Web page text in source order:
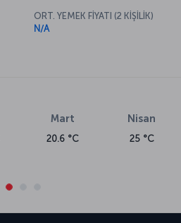
ORT. YEMEK FİYATI (2 KİŞİLİK)
N/A
Mart
20.6 °C
Nisan
25 °C